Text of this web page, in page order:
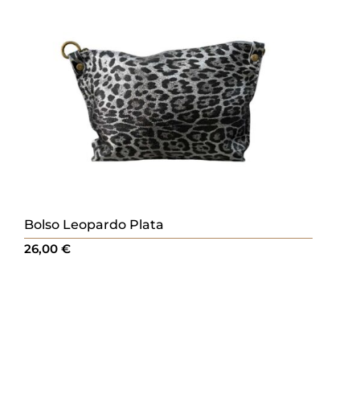
Bolso Leopardo Plata
26,00€